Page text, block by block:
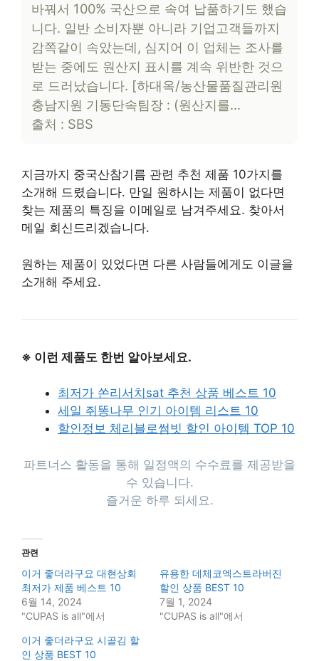
바꿔서 100% 국산으로 속여 납품하기도 했습
니다. 일반 소비자뿐 아니라 기업고객들까지
감쪽같이 속았는데, 심지어 이 업체는 조사를
받는 중에도 원산지 표시를 계속 위반한 것으
로 드러났습니다. [하대옥/농산물품질관리원
충남지원 기동단속팀장 : (원산지를…
출처 : SBS
지금까지 중국산참기름 관련 추천 제품 10가지를
소개해 드렸습니다. 만일 원하시는 제품이 없다면
찾는 제품의 특징을 이메일로 남겨주세요. 찾아서
메일 회신드리겠습니다.
원하는 제품이 있었다면 다른 사람들에게도 이글을
소개해 주세요.
※ 이런 제품도 한번 알아보세요.
최저가 쏜리서치sat 추천 상품 베스트 10
세일 쥐똥나무 인기 아이템 리스트 10
할인정보 체리블로썸빗 할인 아이템 TOP 10
파트너스 활동을 통해 일정액의 수수료를 제공받을
수 있습니다.
즐거운 하루 되세요.
관련
이거 좋더라구요 대현상회
최저가 제품 베스트 10
6월 14, 2024
"CUPAS is all"에서
유용한 데체코엑스트라버진
할인 상품 BEST 10
7월 1, 2024
"CUPAS is all"에서
이거 좋더라구요 시골김 할
인 상품 BEST 10